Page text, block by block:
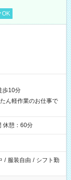
OK
歩10分
ん軽作業のお仕事で
休憩：60分
/ 服装自由 / シフト勤